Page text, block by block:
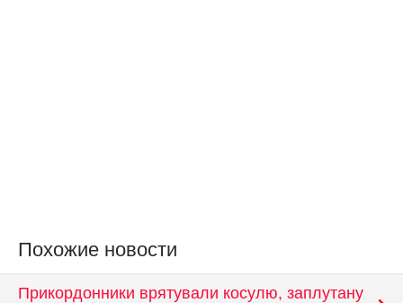
Похожие новости
Прикордонники врятували косулю, заплутану